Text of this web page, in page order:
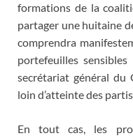
formations de la
partager une huitaine
comprendra
portefeuilles
secrétariat général du
loin d’atteinte des
En tout cas, les